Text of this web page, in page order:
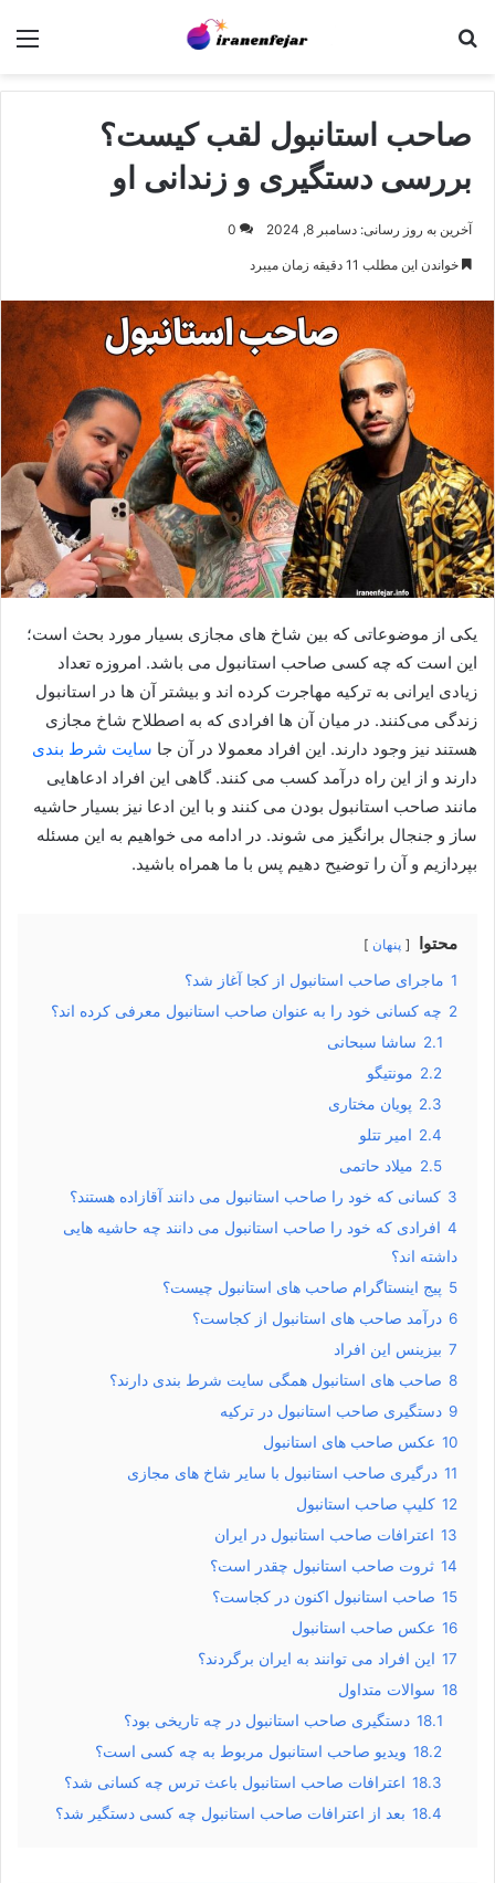
صاحب استانبول لقب کیست؟
بررسی دستگیری و زندانی او
آخرین به روز رسانی: دسامبر 8, 2024 0
خواندن این مطلب 11 دقیقه زمان میبرد
یکی از موضوعاتی که بین شاخ های مجازی بسیار مورد بحث است؛
این است که چه کسی صاحب استانبول می باشد. امروزه تعداد
زیادی ایرانی به ترکیه مهاجرت کرده اند و بیشتر آن ها در استانبول
زندگی می‌کنند. در میان آن ها افرادی که به اصطلاح شاخ مجازی
هستند نیز وجود دارند. این افراد معمولا در آن جا سایت شرط بندی
دارند و از این راه درآمد کسب می کنند. گاهی این افراد ادعاهایی
مانند صاحب استانبول بودن می‌ کنند و با این ادعا نیز بسیار حاشیه
ساز و جنجال برانگیز می شوند. در ادامه می خواهیم به این مسئله
بپردازیم و آن را توضیح دهیم پس با ما همراه باشید.
محتوا پنهان
1 ماجرای صاحب استانبول از کجا آغاز شد؟
2 چه کسانی خود را به عنوان صاحب استانبول معرفی کرده اند؟
2.1 ساشا سبحانی
2.2 مونتیگو
2.3 پویان مختاری
2.4 امیر تتلو
2.5 میلاد حاتمی
3 کسانی که خود را صاحب استانبول می دانند آقازاده هستند؟
4 افرادی که خود را صاحب استانبول می دانند چه حاشیه هایی
داشته اند؟
5 پیج اینستاگرام صاحب های استانبول چیست؟
6 درآمد صاحب های استانبول از کجاست؟
7 بیزینس این افراد
8 صاحب های استانبول همگی سایت شرط بندی دارند؟
9 دستگیری صاحب استانبول در ترکیه
10 عکس صاحب های استانبول
11 درگیری صاحب استانبول با سایر شاخ های مجازی
12 کلیپ صاحب استانبول
13 اعترافات صاحب استانبول در ایران
14 ثروت صاحب استانبول چقدر است؟
15 صاحب استانبول اکنون در کجاست؟
16 عکس صاحب استانبول
17 این افراد می توانند به ایران برگردند؟
18 سوالات متداول
18.1 دستگیری صاحب استانبول در چه تاریخی بود؟
18.2 ویدیو صاحب استانبول مربوط به چه کسی است؟
18.3 اعترافات صاحب استانبول باعث ترس چه کسانی شد؟
18.4 بعد از اعترافات صاحب استانبول چه کسی دستگیر شد؟